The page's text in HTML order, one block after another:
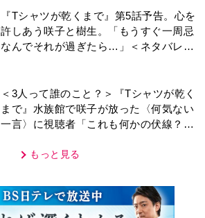
『Tシャツが乾くまで』第5話予告。心を
許しあう咲子と樹生。「もうすぐ一周忌
なんでそれが過ぎたら…」＜ネタバレあ
＜3人って誰のこと？＞『Tシャツが乾く
まで』水族館で咲子が放った〈何気ない
一言〉に視聴者「これも何かの伏線？」
もっと見る